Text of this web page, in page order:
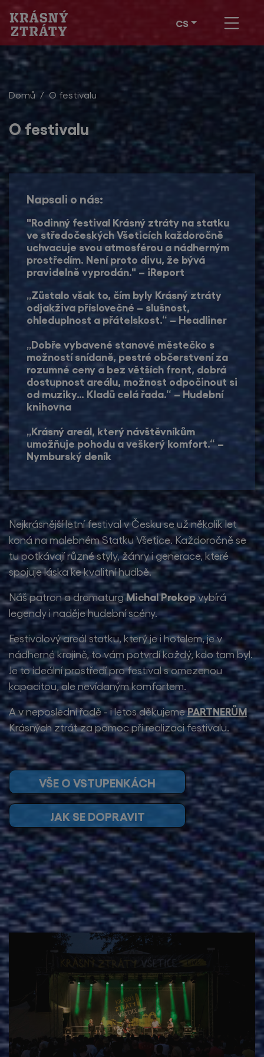
CS
Domů O festivalu
O festivalu
Napsali o nás:
"Rodinný festival Krásný ztráty na statku
ve středočeských Všeticích každoročně
uchvacuje svou atmosférou a nádherným
prostředím. Není proto divu, že bývá
pravidelně vyprodán." – iReport
„Zůstalo však to, čím byly Krásný ztráty
odjakživa příslovečné – slušnost,
ohleduplnost a přátelskost.“ – Headliner
„Dobře vybavené stanové městečko s
možností snídaně, pestré občerstvení za
rozumné ceny a bez větších front, dobrá
dostupnost areálu, možnost odpočinout si
od muziky… Kladů celá řada.“ – Hudební
knihovna
„Krásný areál, který návštěvníkům
umožňuje pohodu a veškerý komfort.“ –
Nymburský deník
Nejkrásnější letní festival v Česku se už několik let
koná na malebném Statku Všetice. Každoročně se
tu potkávají různé styly, žánry i generace, které
spojuje láska ke kvalitní hudbě.
Náš patron a dramaturgMichal Prokopvybírá
legendy i naděje hudební scény.
Festivalový areál statku, který je i hotelem, je v
nádherné krajině, to vám potvrdí každý, kdo tam byl.
Je to ideální prostředí pro festival s omezenou
kapacitou, ale nevídaným komfortem.
A v neposlední řadě - i letos děkujemePARTNERŮM
Krásných ztrát za pomoc při realizaci festivalu.
VŠE O VSTUPENKÁCH
JAK SE DOPRAVIT